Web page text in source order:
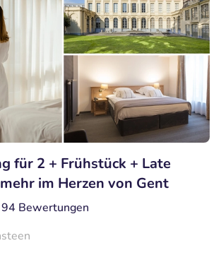
für 2 + Frühstück + Late
im Herzen von Gent
94 Bewertungen